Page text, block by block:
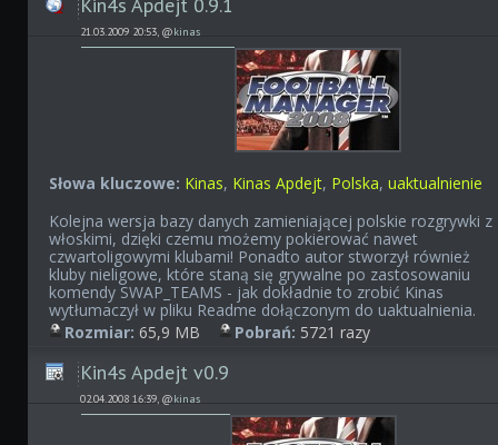
21.03.2009 20:53, @kinas
Słowa kluczowe: Kinas, Kinas Apdejt, Polska,uaktualnienie
Kolejna wersja bazy danych zamieniającej polskie rozgrywki z
włoskimi, dzięki czemu możemy pokierować nawet
czwartoligowymi klubami! Ponadto autor stworzył również
kluby nieligowe, które staną się grywalne po zastosowaniu
komendy SWAP_TEAMS - jak dokładnie to zrobić Kinas
wytłumaczył w pliku Readme dołączonym do uaktualnienia.
Rozmiar: 65,9 MB Pobrań: 5721 razy
Kin4s Apdejt v0.9
02.04.2008 16:39, @kinas